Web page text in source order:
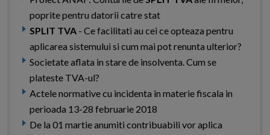
poprite pentru datorii catre stat
SPLIT TVA - Ce facilitati au cei ce opteaza pentru
aplicarea sistemului si cum mai pot renunta ulterior?
Societate aflata in stare de insolventa. Cum se
plateste TVA-ul?
Actele normative cu incidenta in materie fiscala in
perioada 13-28 februarie 2018
De la 01 martie anumiti contribuabili vor aplica